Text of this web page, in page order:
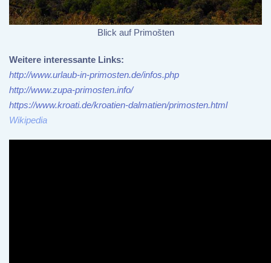
Blick auf Primošten
Weitere interessante Links:
http://www.urlaub-in-primosten.de/infos.php
http://www.zupa-primosten.info/
https://www.kroati.de/kroatien-dalmatien/primosten.html
Wikipedia